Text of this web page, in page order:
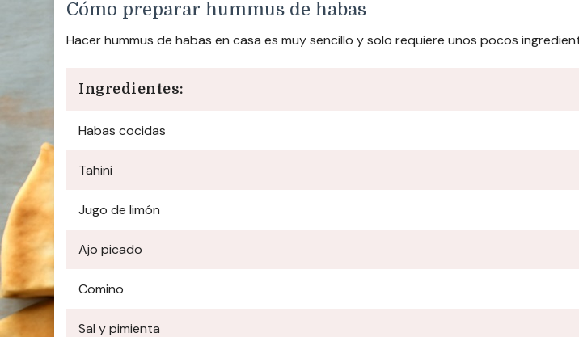
Cómo preparar hummus de habas
Hacer hummus de habas en casa es muy sencillo y solo requiere unos pocos
Ingredientes:
Habas cocidas
Tahini
Jugo de limón
Ajo picado
Comino
Sal y pimienta